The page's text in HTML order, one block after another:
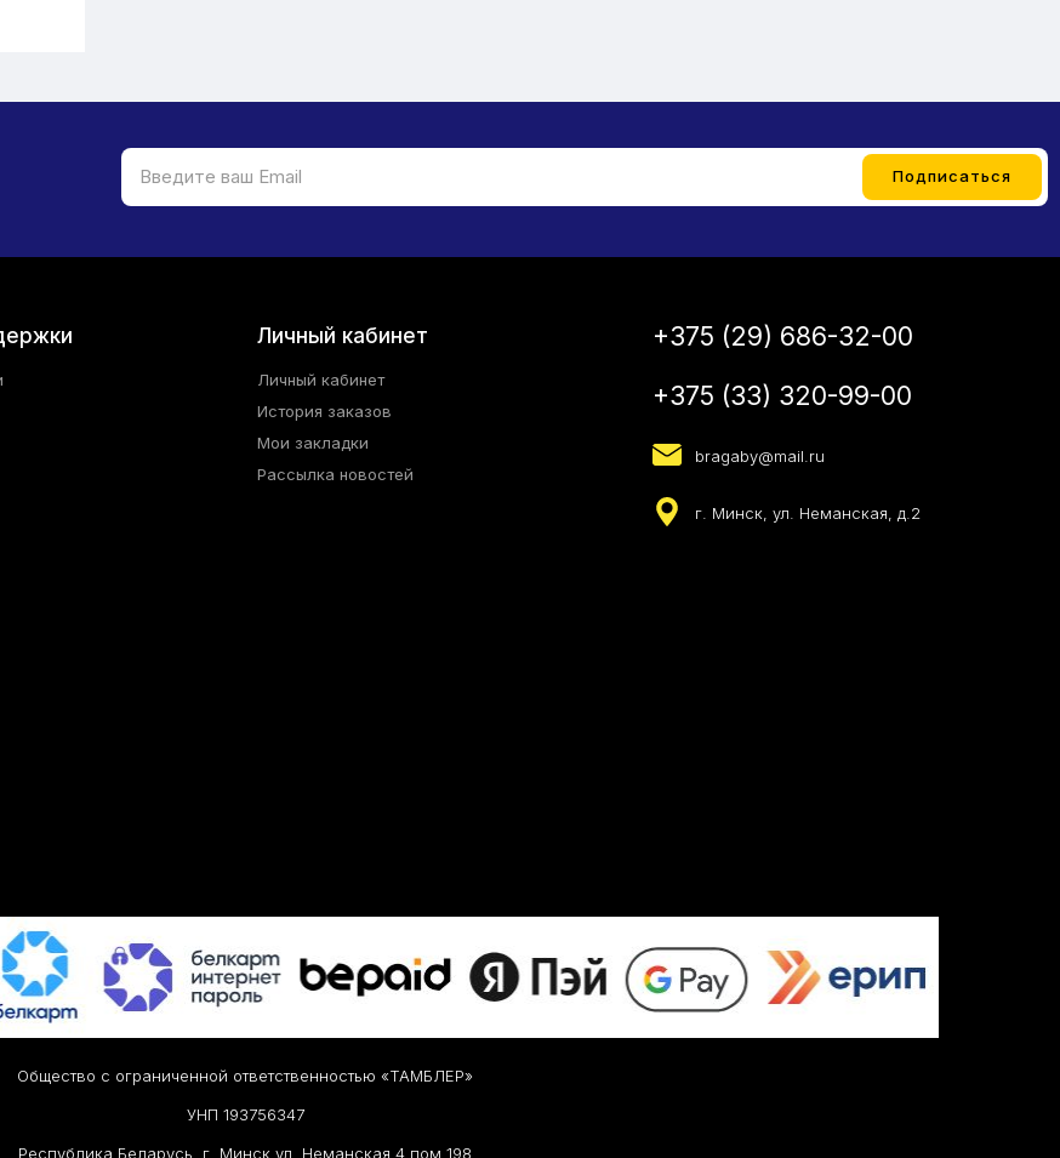
Личный кабинет
Личный кабинет
История заказов
Мои закладки
Рассылка новостей
+375 (29) 686-32-00
+375 (33) 320-99-00
bragaby@mail.ru
г. Минск, ул. Неманская, д.2
Общество с ограниченной ответственностью «ТАМБЛЕР»
УНП 193756347
Республика Беларусь, г. Минск ул. Неманская 4 пом 198